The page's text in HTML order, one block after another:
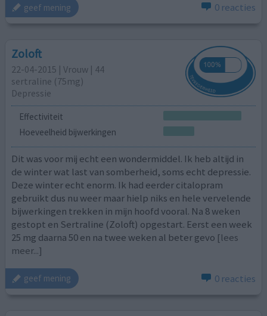
geef mening 0 reacties
Zoloft
22-04-2015 | Vrouw | 44
sertraline (75mg)
Depressie
Effectiviteit
Hoeveelheid bijwerkingen
Dit was voor mij echt een wondermiddel. Ik heb altijd in
de winter wat last van somberheid, soms echt depressie.
Deze winter echt enorm. Ik had eerder citalopram
gebruikt dus nu weer maar hielp niks en hele vervelende
bijwerkingen trekken in mijn hoofd vooral. Na 8 weken
gestopt en Sertraline (Zoloft) opgestart. Eerst een week
25 mg daarna 50 en na twee weken al beter gevo [lees
meer...]
geef mening 0 reacties